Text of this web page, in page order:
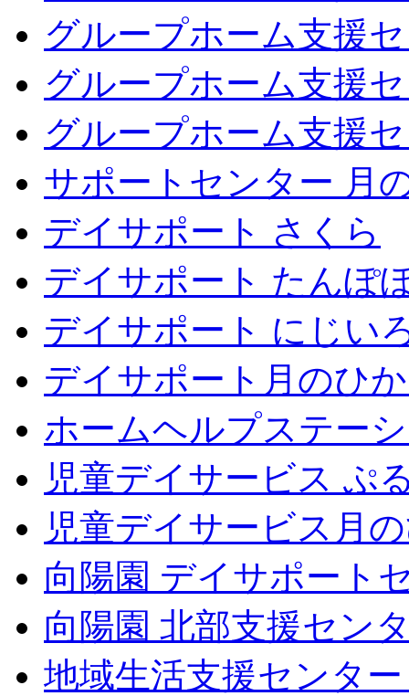
グループホーム支援
グループホーム支援
グループホーム支援
サポートセンター 月
デイサポート さくら
デイサポート たんぽ
デイサポート にじい
デイサポート月のひ
ホームヘルプステー
児童デイサービス ぷ
児童デイサービス月
向陽園 デイサポート
向陽園 北部支援セン
地域生活支援センタ